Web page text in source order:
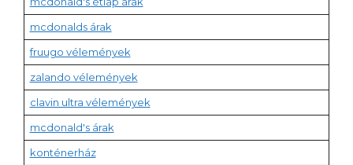
mcdonalds árak
fruugo vélemények
zalando vélemények
clavin ultra vélemények
mcdonald's árak
konténerház